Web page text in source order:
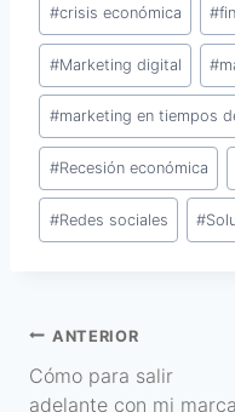
#crisis económica #
#Marketing digital #
#marketing en tiempos
#Recesión económica
#Redes sociales #
ANTERIOR
Cómo para salir
adelante con mi marca